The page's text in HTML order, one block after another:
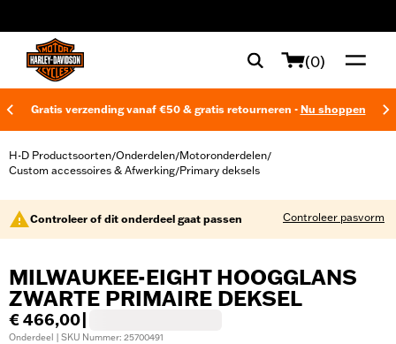
(0)
Gratis verzending vanaf €50 & gratis retourneren - Nu shoppen
H-D Productsoorten/Onderdelen/Motoronderdelen/
Custom accessoires & Afwerking/Primary deksels
Controleer of dit onderdeel gaat passen Controleer pasvorm
MILWAUKEE-EIGHT HOOGGLANS
ZWARTE PRIMAIRE DEKSEL
€ 466,00
Onderdeel | SKU Nummer: 25700491